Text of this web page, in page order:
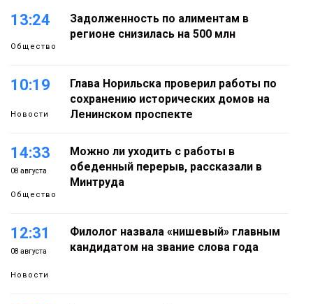
13:24
Общество
Задолженность по алиментам в
регионе снизилась на 500 млн
10:19
Новости
Глава Норильска проверил работы по
сохранению исторических домов на
Ленинском проспекте
14:33
08 августа
Общество
Можно ли уходить с работы в
обеденный перерыв, рассказали в
Минтруда
12:31
08 августа
Новости
Филолог назвала «нишевый» главным
кандидатом на звание слова года